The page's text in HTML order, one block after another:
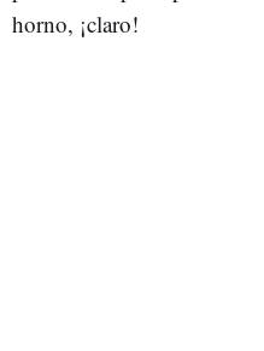
horno, ¡claro!